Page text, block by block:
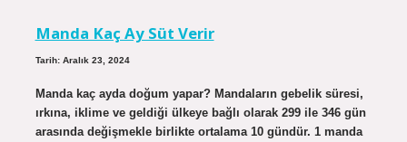
Manda Kaç Ay Süt Verir
Tarih: Aralık 23, 2024
Manda kaç ayda doğum yapar? Mandaların gebelik süresi,
ırkına, iklime ve geldiği ülkeye bağlı olarak 299 ile 346 gün
arasında değişmekle birlikte ortalama 10 gündür. 1 manda